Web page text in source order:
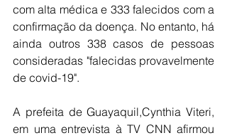
com alta médica e 333 falecidos com a
confirmação da doença. No entanto, há
ainda outros 338 casos de pessoas
consideradas "falecidas provavelmente
de covid-19".
A prefeita de Guayaquil,Cynthia Viteri,
em uma entrevista à TV CNN afirmou